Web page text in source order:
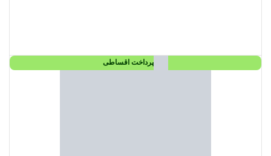
پرداخت اقساطی